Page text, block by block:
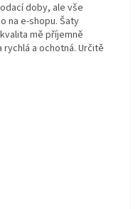
doby, ale vše
na e-shopu. Šaty
mě příjemně
a ochotná. Určitě
5 hvězdiček.
5 hvězdiček.